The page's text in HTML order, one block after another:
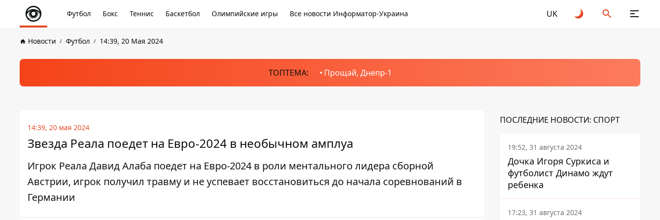
Футбол Бокс Теннис Баскетбол Олимпийские игры Все новости Информатор-Украина UK
Новости Футбол 14:39, 20 Мая 2024
ТОПТЕМА: Прощай, Днепр-1
14:39, 20 мая 2024
Звезда Реала поедет на Евро-2024 в необычном амплуа
Игрок Реала Давид Алаба поедет на Евро-2024 в роли ментального лидера сборной
Австрии, игрок получил травму и не успевает восстановиться до начала соревнований в
Германии
ПОСЛЕДНИЕ НОВОСТИ: СПОРТ
19:52, 31 августа 2024
Дочка Игоря Суркиса и
футболист Динамо ждут
ребенка
17:23, 31 августа 2024